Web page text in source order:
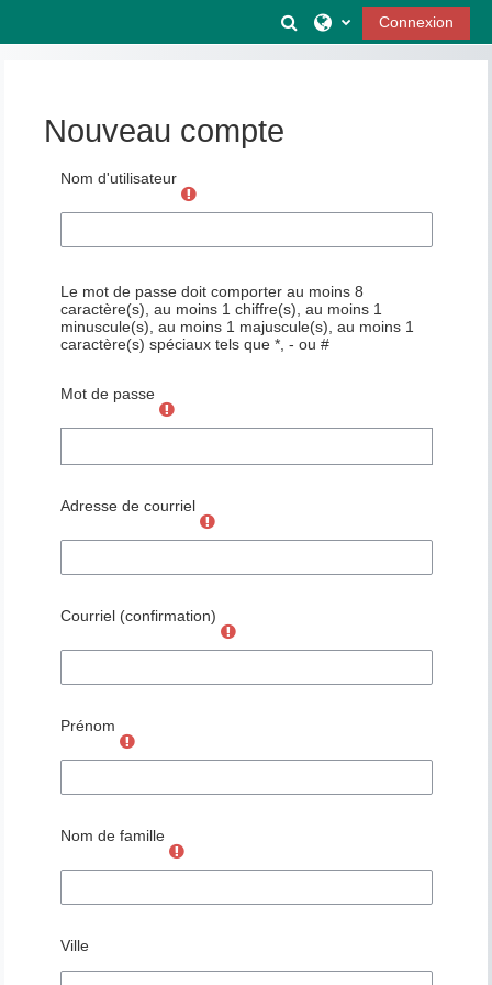
Activer/désactiver la
Connexion
Nouveau compte
Nom d'utilisateur
Le mot de passe doit comporter au moins 8
caractère(s), au moins 1 chiffre(s), au moins 1
minuscule(s), au moins 1 majuscule(s), au moins 1
caractère(s) spéciaux tels que *, - ou #
Mot de passe
Adresse de courriel
Courriel (confirmation)
Prénom
Nom de famille
Ville